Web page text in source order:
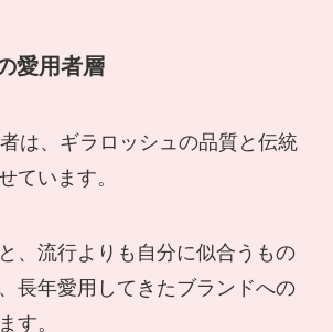
愛用者層
は、ギラロッシュの品質と伝統
ています。
、流行よりも自分に似合うもの
長年愛用してきたブランドへの
す。